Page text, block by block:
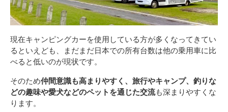
現在キャンピングカーを使用している方が多くなってきてい
るといえども、まだまだ日本での所有台数は他の乗用車に比
べると低いのが現状です。
そのため仲間意識も高まりやすく、旅行やキャンプ、釣りな
どの趣味や愛犬などのペットを通じた交流も深まりやすくな
ります。